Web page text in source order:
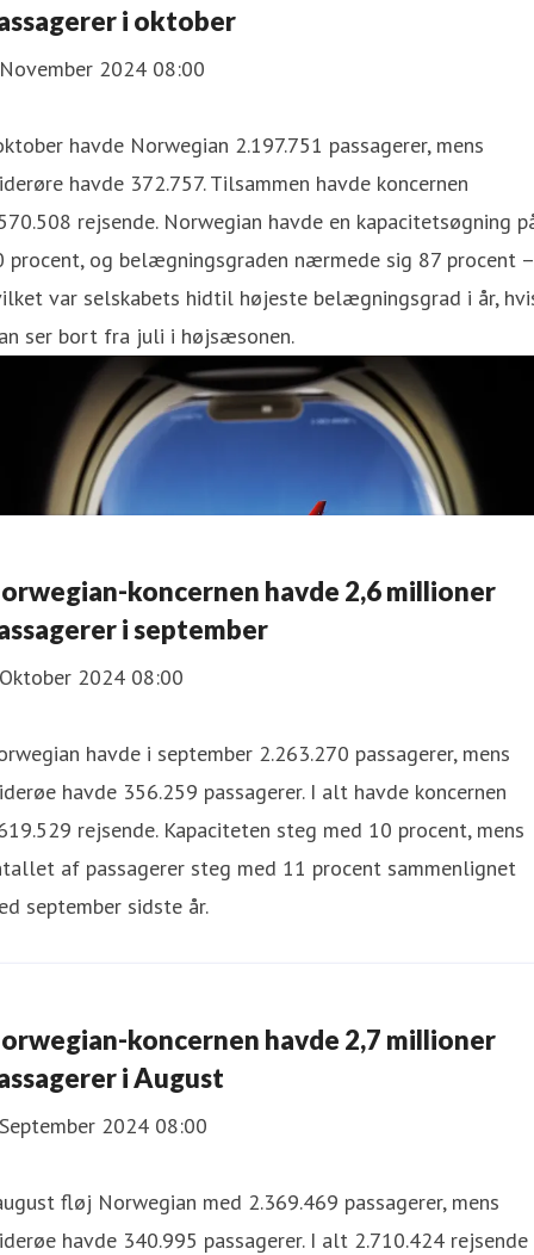
i oktober
2024 08:00
havde Norwegian 2.197.751 passagerer, mens
havde 372.757. Tilsammen havde koncernen
rejsende. Norwegian havde en kapacitetsøgning
procent, og belægningsgraden nærmede sig 87 procent –
var selskabets hidtil højeste belægningsgrad i år,
ser bort fra juli i højsæsonen.
koncernen havde 2,6 millioner
i september
2024 08:00
havde i september 2.263.270 passagerer, mens
havde 356.259 passagerer. I alt havde koncernen
rejsende. Kapaciteten steg med 10 procent, mens
af passagerer steg med 11 procent sammenlignet
september sidste år.
koncernen havde 2,7 millioner
i August
2024 08:00
fløj Norwegian med 2.369.469 passagerer, mens
havde 340.995 passagerer. I alt 2.710.424 rejsende